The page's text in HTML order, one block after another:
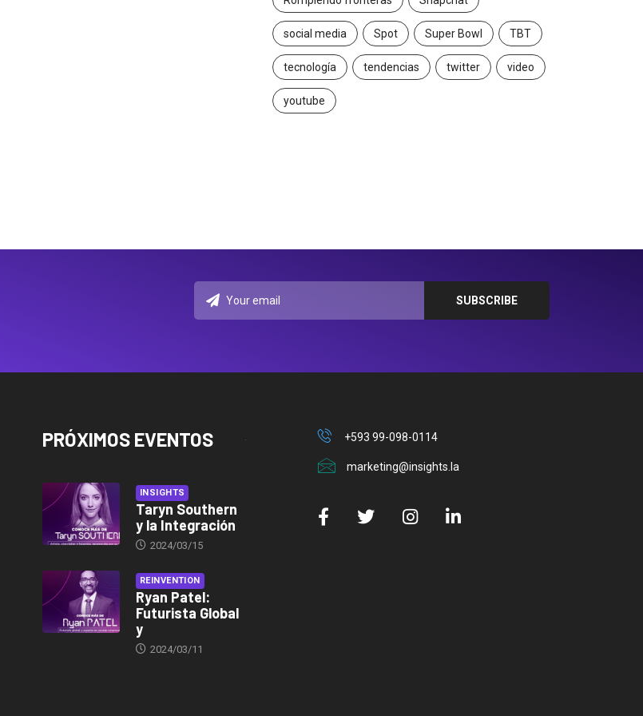
social media Spot Super Bowl TBT
tecnología tendencias twitter video
youtube
PRÓXIMOS EVENTOS
INSIGHTS
Taryn Southern
y la Integración
2024/03/15
REINVENTION
Ryan Patel:
Futurista Global
y
2024/03/11
+593 99-098-0114
marketing@insights.la